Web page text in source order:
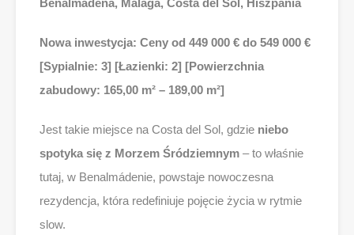
Benalmádena, Málaga, Costa del Sol, Hiszpania
Nowa inwestycja: Ceny od 449 000 € do 549 000 €
[Sypialnie: 3] [Łazienki: 2] [Powierzchnia
zabudowy: 165,00 m² – 189,00 m²]
Jest takie miejsce na Costa del Sol, gdzie niebo
spotyka się z Morzem Śródziemnym – to właśnie
tutaj, w Benalmádenie, powstaje nowoczesna
rezydencja, która redefiniuje pojęcie życia w rytmie
slow.